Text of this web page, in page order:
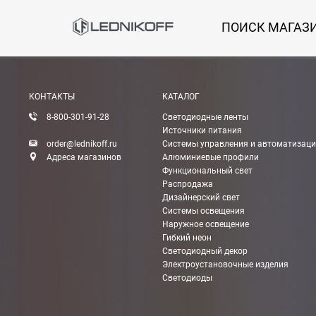
ПОИСК
КОНТАКТЫ
8-800-301-91-28
order@lednikoff.ru
Адреса магазинов
КАТАЛОГ
Светодиодные ленты
Источники питания
Системы управления и
Алюминиевые профили
Функциональный свет
Распродажа
Дизайнерский свет
Системы освещения
Наружное освещение
Гибкий неон
Светодиодный декор
Электроустановочные изделия
Светодиоды